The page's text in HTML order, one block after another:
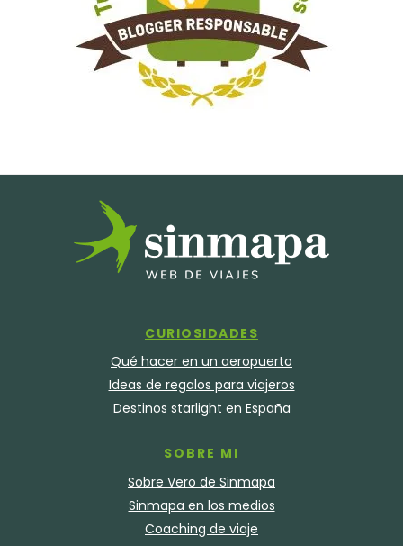
CURIOSIDADES
Qué hacer en un aeropuerto
Ideas de regalos para viajeros
Destinos starlight en España
SOBRE MI
Sobre Vero de Sinmapa
Sinmapa en los medios
Coaching de viaje